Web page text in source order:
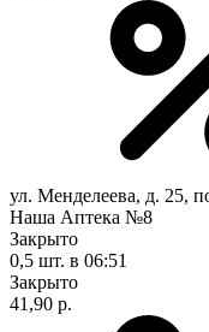
ул. Менделеева, д. 25,
Наша Аптека №8
Закрыто
0,5 шт. в 06:51
Закрыто
41,90 р.